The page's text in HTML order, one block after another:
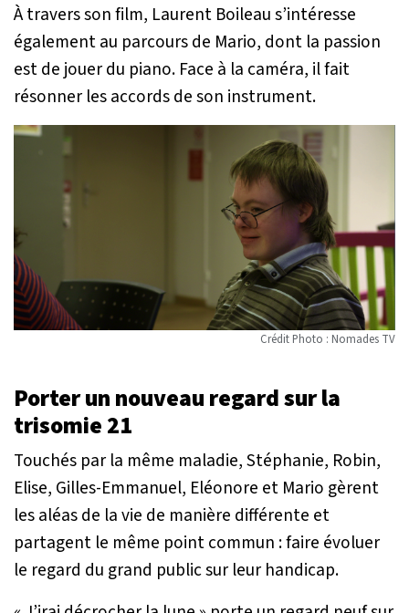
À travers son film, Laurent Boileau s’intéresse
également au parcours de Mario, dont la passion
est de jouer du piano. Face à la caméra, il fait
résonner les accords de son instrument.
Crédit Photo : Nomades TV
Porter un nouveau regard sur la
trisomie 21
Touchés par la même maladie, Stéphanie, Robin,
Elise, Gilles-Emmanuel, Eléonore et Mario gèrent
les aléas de la vie de manière différente et
partagent le même point commun : faire évoluer
le regard du grand public sur leur handicap.